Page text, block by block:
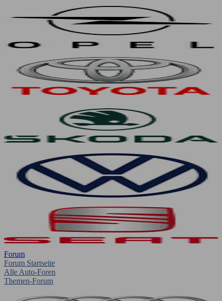
Forum
Forum Startseite
Alle Auto-Foren
Themen-Forum